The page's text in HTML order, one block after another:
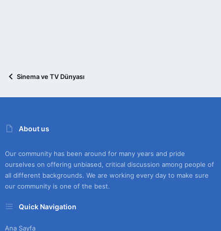
Sinema ve TV Dünyası
About us
Our community has been around for many years and pride
ourselves on offering unbiased, critical discussion among people of
all different backgrounds. We are working every day to make sure
our community is one of the best.
Quick Navigation
Ana Sayfa